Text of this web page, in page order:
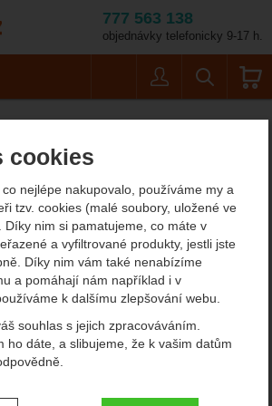
cookies
nejlépe nakupovalo, používáme my a
tzv. cookies (malé soubory, uložené ve
Díky nim si pamatujeme, co máte v
a vyfiltrované produkty, jestli jste
Díky nim vám také nenabízíme
a pomáhají nám například i v
k dalšímu zlepšování webu.
souhlas s jejich zpracováváním.
ho dáte, a slibujeme, že k vašim datům
s kategoriemi
777 563 138
objednávky telefonicky 9-17 h.
Barva: grey
Bora GP